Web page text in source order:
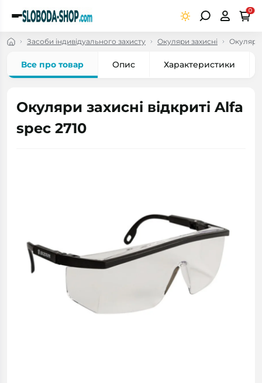
0
Засоби індивідуального захисту Окуляри захисні Окуляри
Все про товар Опис Характеристики
Окуляри захисні відкриті Alfa
spec 2710